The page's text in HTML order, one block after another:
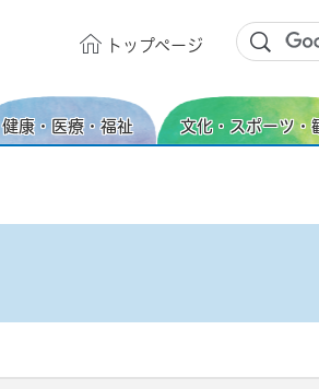
トップページ
健康・医療・福祉 文化・スポーツ・